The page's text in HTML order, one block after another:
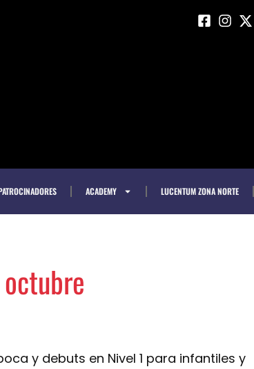
ACADEMY LUCENTUM ZONA NORTE
y debuts en Nivel 1 para infantiles y